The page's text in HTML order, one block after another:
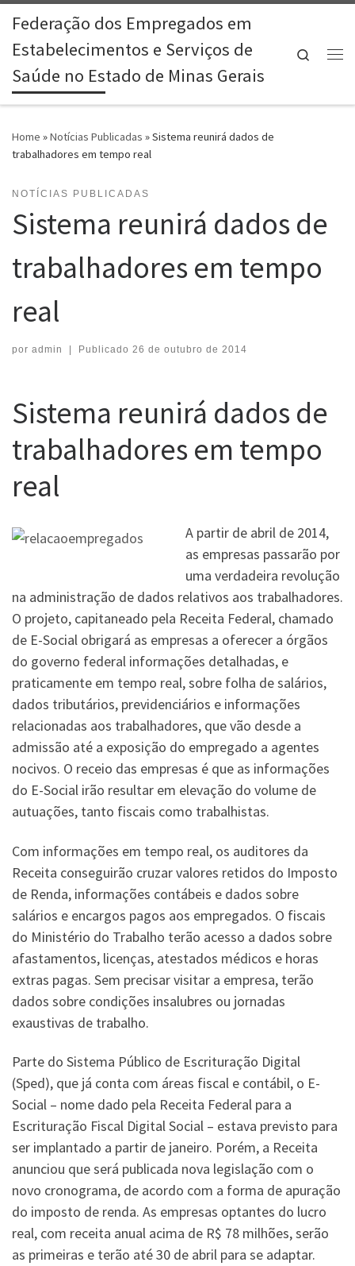
Skip to content
Federação dos Empregados em
Estabelecimentos e Serviços de
Saúde no Estado de Minas Gerais
Search
Home »Notícias Publicadas »Sistema reunirá dados de
trabalhadores em tempo real
NOTÍCIAS PUBLICADAS
Sistema reunirá dados de
trabalhadores em tempo
real
por admin Publicado 26 de outubro de 2014
Sistema reunirá dados de
trabalhadores em tempo
real
A partir de abril de 2014,
as empresas passarão por
uma verdadeira revolução
na administração de dados relativos aos trabalhadores.
O projeto, capitaneado pela Receita Federal, chamado
de E-Social obrigará as empresas a oferecer a órgãos
do governo federal informações detalhadas, e
praticamente em tempo real, sobre folha de salários,
dados tributários, previdenciários e informações
relacionadas aos trabalhadores, que vão desde a
admissão até a exposição do empregado a agentes
nocivos. O receio das empresas é que as informações
do E-Social irão resultar em elevação do volume de
autuações, tanto fiscais como trabalhistas.
Com informações em tempo real, os auditores da
Receita conseguirão cruzar valores retidos do Imposto
de Renda, informações contábeis e dados sobre
salários e encargos pagos aos empregados. O fiscais
do Ministério do Trabalho terão acesso a dados sobre
afastamentos, licenças, atestados médicos e horas
extras pagas. Sem precisar visitar a empresa, terão
dados sobre condições insalubres ou jornadas
exaustivas de trabalho.
Parte do Sistema Público de Escrituração Digital
(Sped), que já conta com áreas fiscal e contábil, o E-
Social – nome dado pela Receita Federal para a
Escrituração Fiscal Digital Social – estava previsto para
ser implantado a partir de janeiro. Porém, a Receita
anunciou que será publicada nova legislação com o
novo cronograma, de acordo com a forma de apuração
do imposto de renda. As empresas optantes do lucro
real, com receita anual acima de R$ 78 milhões, serão
as primeiras e terão até 30 de abril para se adaptar.